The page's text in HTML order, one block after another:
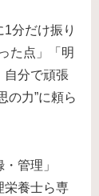
分だけ振り
た点」「明
自分で頑張
の力”に頼ら
管理」
栄養士ら専